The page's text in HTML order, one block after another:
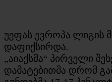
უეფას ევროპა ლიგის
დაფიქსირდა.
„აიაქსმა“ პირველი
დამატებითმა დრომ